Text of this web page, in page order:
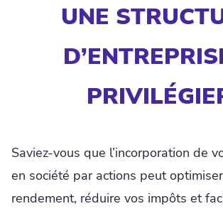
UNE
Saviez-vous que l’incorporation de
en société par actions peut
rendement, réduire vos impôts et